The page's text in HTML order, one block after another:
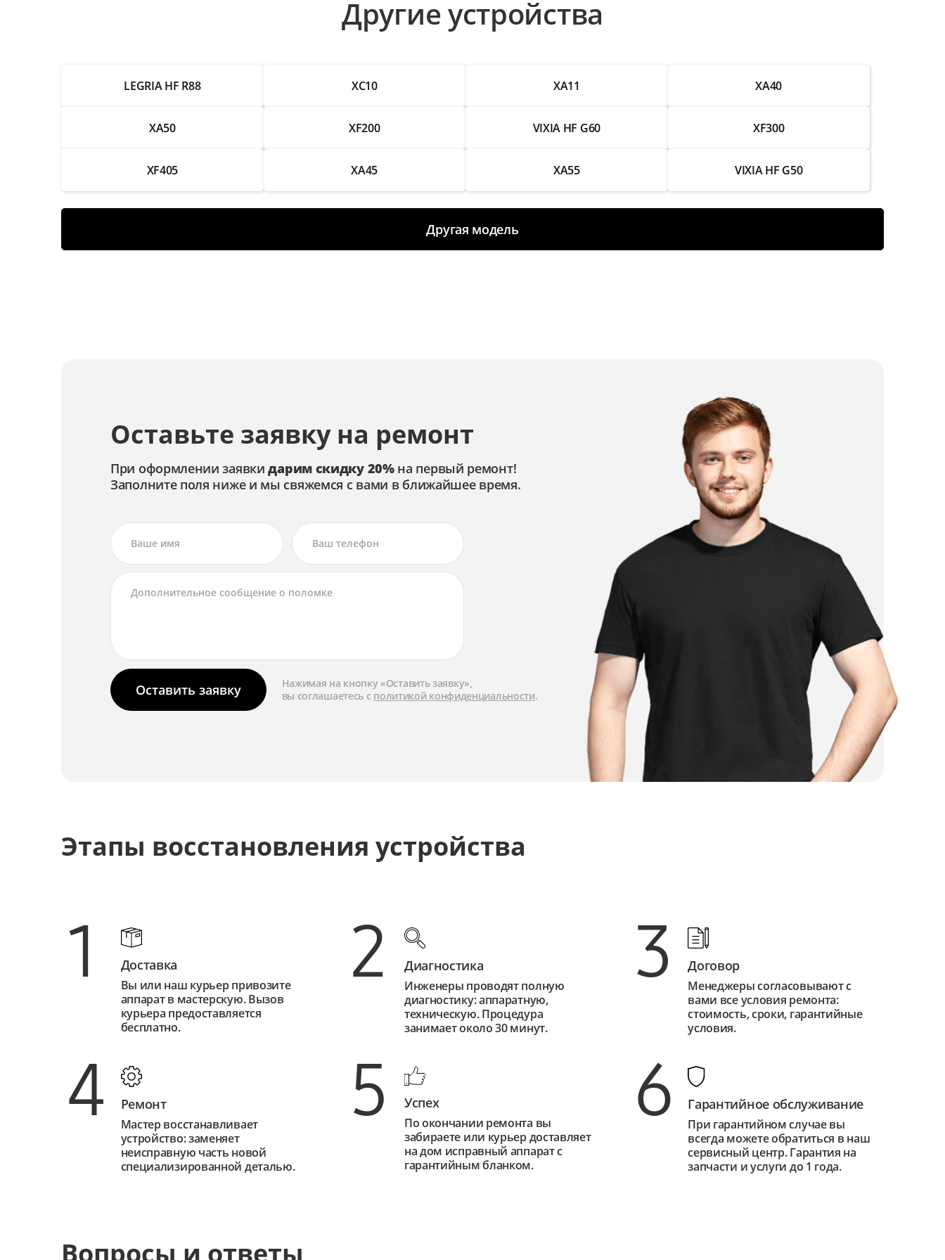
Замена системы автофокуса
от 3 750 ₽
Ремонт системы автофокуса
от 2 500 ₽
Замена объектива
от 3 750 ₽
Другие устройства
LEGRIA HF R88 XC10 XA11 XA40
XA50 XF200 VIXIA HF G60 XF300
XF405 XA45 XA55 VIXIA HF G50
Другая модель
Оставьте заявку на ремонт
При оформлении заявкидарим скидку 20%на первый ремонт!
Заполните поля ниже и мы свяжемся с вами в ближайшее время.
Оставить заявку
Нажимая на кнопку «Оставить заявку»,
вы соглашаетесь с политикой конфиденциальности.
Этапы восстановления устройства
1 Доставка
Вы или наш курьер привозите
аппарат в мастерскую. Вызов
курьера предоставляется
бесплатно.
2 Диагностика
Инженеры проводят полную
диагностику: аппаратную,
техническую. Процедура
занимает около 30 минут.
3 Договор
Менеджеры согласовывают с
вами все условия ремонта:
стоимость, сроки, гарантийные
условия.
4 Ремонт
Мастер восстанавливает
устройство: заменяет
неисправную часть новой
специализированной деталью.
5 Успех
По окончании ремонта вы
забираете или курьер доставляет
на дом исправный аппарат с
гарантийным бланком.
6 Гарантийное обслуживание
При гарантийном случае вы
всегда можете обратиться в наш
сервисный центр. Гарантия на
запчасти и услуги до 1 года.